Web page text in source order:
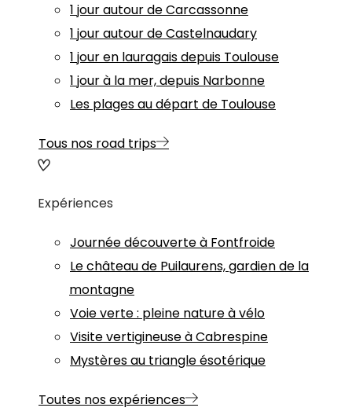
1 jour autour de Carcassonne
1 jour autour de Castelnaudary
1 jour en lauragais depuis Toulouse
1 jour à la mer, depuis Narbonne
Les plages au départ de Toulouse
Tous nos road trips
Expériences
Journée découverte à Fontfroide
Le château de Puilaurens, gardien de la
montagne
Voie verte : pleine nature à vélo
Visite vertigineuse à Cabrespine
Mystères au triangle ésotérique
Toutes nos expériences